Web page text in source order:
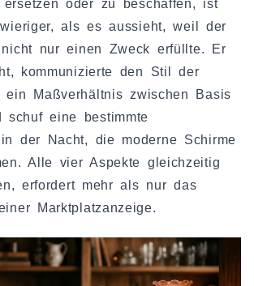
ersetzen oder zu beschaffen, ist
als es aussieht, weil der
nicht nur einen Zweck erfüllte. Er
kommunizierte den Stil der
ein Maßverhältnis zwischen Basis
schuf eine bestimmte
der Nacht, die moderne Schirme
Alle vier Aspekte gleichzeitig
erfordert mehr als nur das
Marktplatzanzeige.